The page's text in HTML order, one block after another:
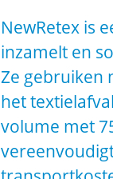
NewRetex is
inzamelt en
Ze gebruiken
het
volume met